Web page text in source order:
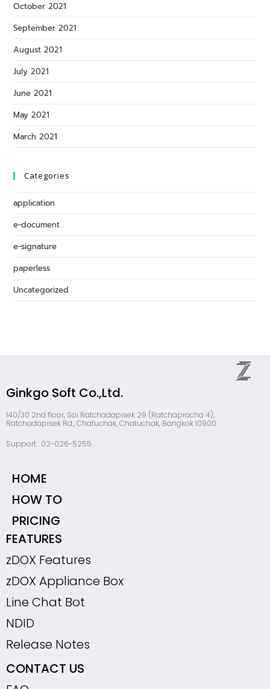
October 2021
September 2021
August 2021
July 2021
June 2021
May 2021
March 2021
Categories
application
e-document
e-signature
paperless
Uncategorized
Ginkgo Soft Co.,Ltd.
140/30 2nd floor, Soi Ratchadapisek 29 (Ratchapracha 4),
Ratchadapisek Rd., Chatuchak, Chatuchak, Bangkok 10900
Support : 02-026-5255
HOME
HOW TO
PRICING
FEATURES
zDOX Features
zDOX Appliance Box
Line Chat Bot
NDID
Release Notes
CONTACT US